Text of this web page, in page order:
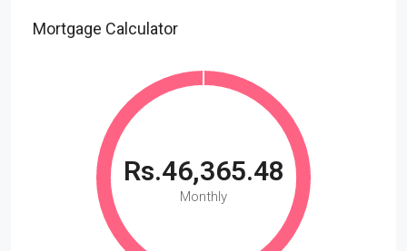
Mortgage Calculator
Rs.46,365.48
Monthly